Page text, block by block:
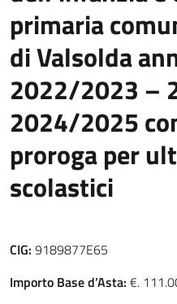
primaria
di Valsolda
2022/2023 –
2024/2025
proroga per
scolastici
CIG: 9189877E65
Importo Base d’Asta: €.